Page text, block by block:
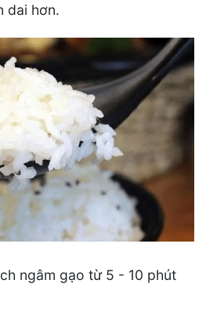
dai hơn.
ngâm gạo từ 5 - 10 phút